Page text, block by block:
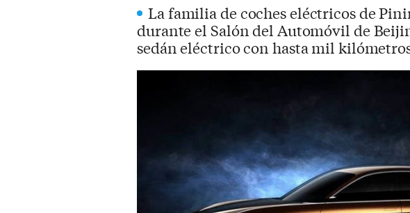
La familia de coches eléctricos de
durante el Salón del Automóvil de
sedán eléctrico con hasta mil